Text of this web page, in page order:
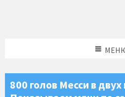
800 голов Месси в